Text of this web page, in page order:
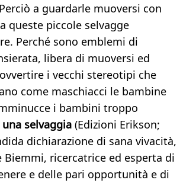
a guardarle muoversi con
queste piccole selvagge
Perché sono emblemi di
libera di muoversi ed
i vecchi stereotipi che
come maschiacci le bambine
i bambini troppo
una selvaggia (Edizioni Erikson;
dichiarazione di sana vivacità,
Biemmi, ricercatrice ed esperta di
e delle pari opportunità e di